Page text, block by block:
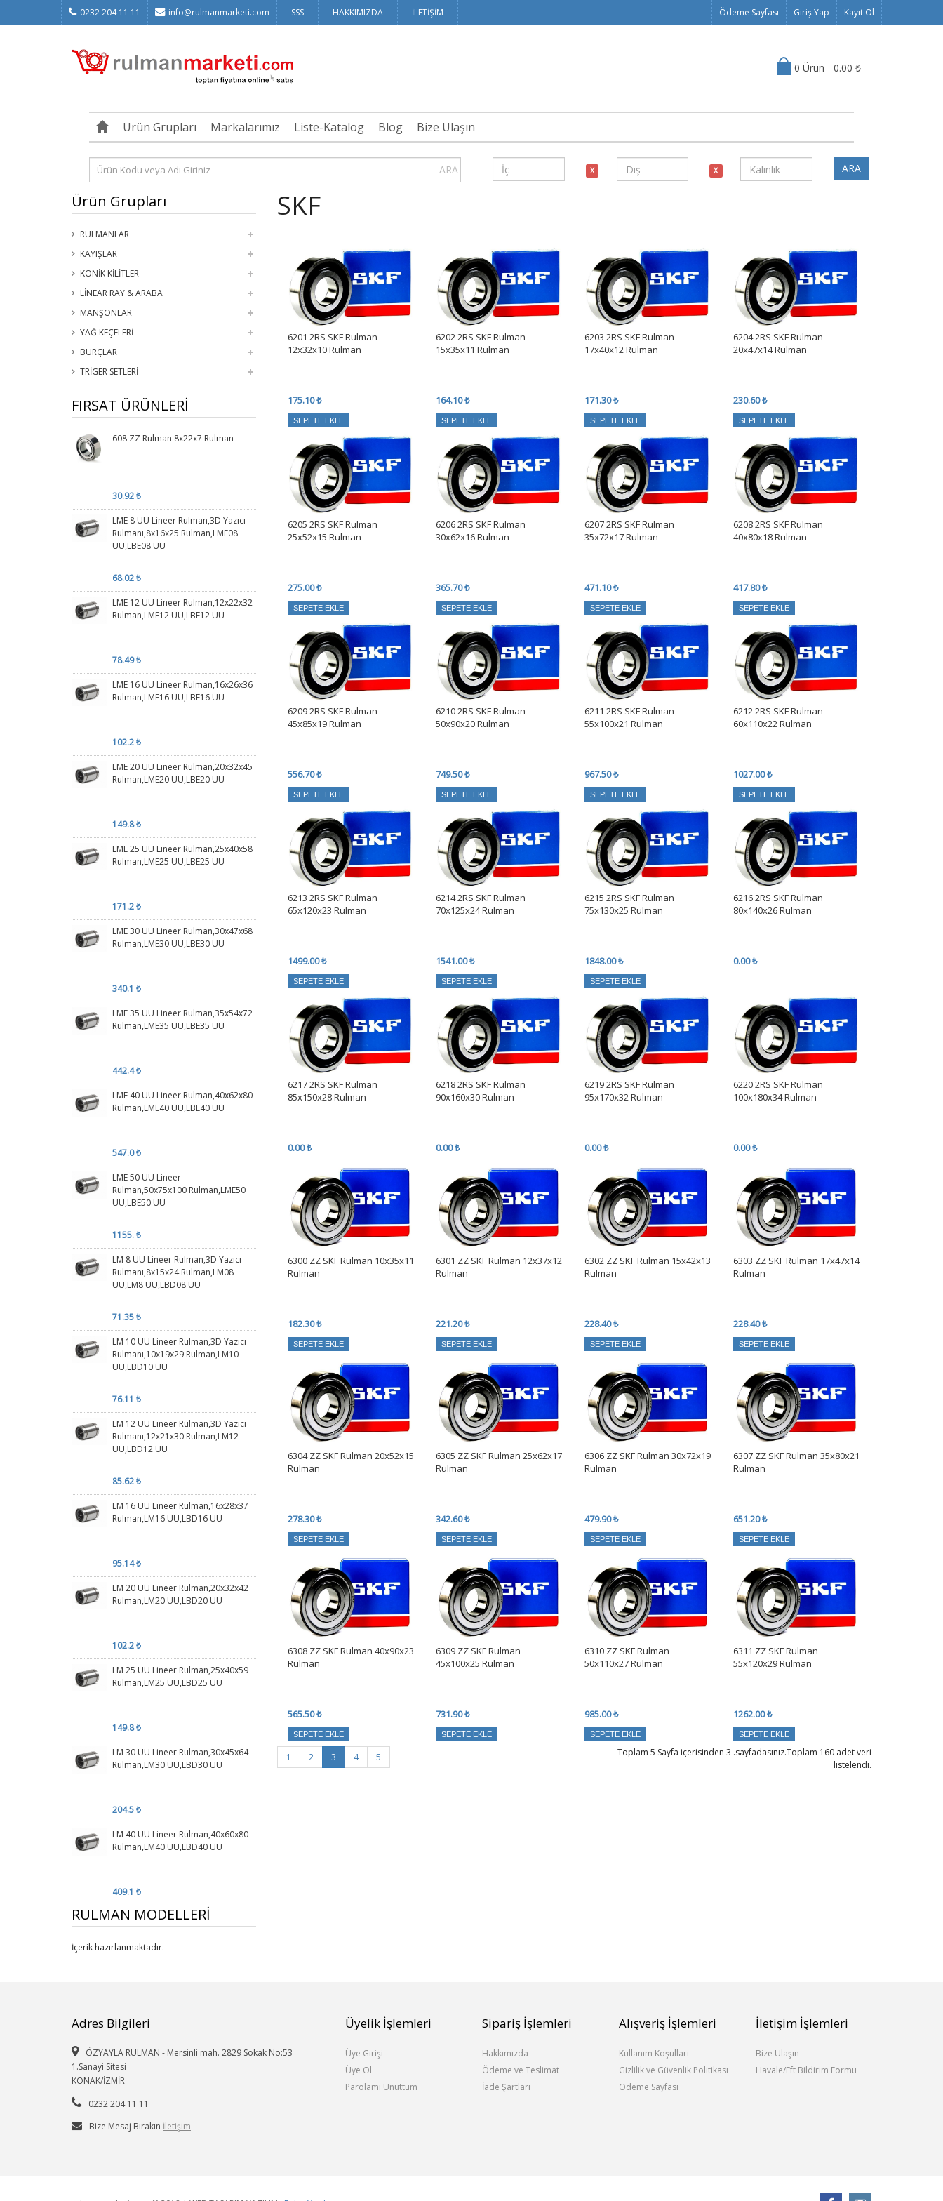
0232 204 11 11 info@rulmanmarketi.com SSS HAKKIMIZDA İLETİŞİM Ödeme Sayfası Giriş Yap Kayıt Ol
0 Ürün - 0.00 ₺
Ürün Grupları Markalarımız Liste-Katalog Blog Bize Ulaşın
ARA X X ARA
Ürün Grupları
RULMANLAR
KAYIŞLAR
KONİK KİLİTLER
LİNEAR RAY & ARABA
MANŞONLAR
YAĞ KEÇELERİ
BURÇLAR
TRİGER SETLERİ
FIRSAT ÜRÜNLERİ
608 ZZ Rulman 8x22x7 Rulman
30.92 ₺
LME 8 UU Lineer Rulman,3D Yazıcı
Rulmanı,8x16x25 Rulman,LME08
UU,LBE08 UU
68.02 ₺
LME 12 UU Lineer Rulman,12x22x32
Rulman,LME12 UU,LBE12 UU
78.49 ₺
LME 16 UU Lineer Rulman,16x26x36
Rulman,LME16 UU,LBE16 UU
102.2 ₺
LME 20 UU Lineer Rulman,20x32x45
Rulman,LME20 UU,LBE20 UU
149.8 ₺
LME 25 UU Lineer Rulman,25x40x58
Rulman,LME25 UU,LBE25 UU
171.2 ₺
LME 30 UU Lineer Rulman,30x47x68
Rulman,LME30 UU,LBE30 UU
340.1 ₺
LME 35 UU Lineer Rulman,35x54x72
Rulman,LME35 UU,LBE35 UU
442.4 ₺
LME 40 UU Lineer Rulman,40x62x80
Rulman,LME40 UU,LBE40 UU
547.0 ₺
LME 50 UU Lineer
Rulman,50x75x100 Rulman,LME50
UU,LBE50 UU
1155. ₺
LM 8 UU Lineer Rulman,3D Yazıcı
Rulmanı,8x15x24 Rulman,LM08
UU,LM8 UU,LBD08 UU
71.35 ₺
LM 10 UU Lineer Rulman,3D Yazıcı
Rulmanı,10x19x29 Rulman,LM10
UU,LBD10 UU
76.11 ₺
LM 12 UU Lineer Rulman,3D Yazıcı
Rulmanı,12x21x30 Rulman,LM12
UU,LBD12 UU
85.62 ₺
LM 16 UU Lineer Rulman,16x28x37
Rulman,LM16 UU,LBD16 UU
95.14 ₺
LM 20 UU Lineer Rulman,20x32x42
Rulman,LM20 UU,LBD20 UU
102.2 ₺
LM 25 UU Lineer Rulman,25x40x59
Rulman,LM25 UU,LBD25 UU
149.8 ₺
LM 30 UU Lineer Rulman,30x45x64
Rulman,LM30 UU,LBD30 UU
204.5 ₺
LM 40 UU Lineer Rulman,40x60x80
Rulman,LM40 UU,LBD40 UU
409.1 ₺
RULMAN MODELLERİ
İçerik hazırlanmaktadır.
SKF
6201 2RS SKF Rulman
12x32x10 Rulman
175.10 ₺
SEPETE EKLE
6202 2RS SKF Rulman
15x35x11 Rulman
164.10 ₺
SEPETE EKLE
6203 2RS SKF Rulman
17x40x12 Rulman
171.30 ₺
SEPETE EKLE
6204 2RS SKF Rulman
20x47x14 Rulman
230.60 ₺
SEPETE EKLE
6205 2RS SKF Rulman
25x52x15 Rulman
275.00 ₺
SEPETE EKLE
6206 2RS SKF Rulman
30x62x16 Rulman
365.70 ₺
SEPETE EKLE
6207 2RS SKF Rulman
35x72x17 Rulman
471.10 ₺
SEPETE EKLE
6208 2RS SKF Rulman
40x80x18 Rulman
417.80 ₺
SEPETE EKLE
6209 2RS SKF Rulman
45x85x19 Rulman
556.70 ₺
SEPETE EKLE
6210 2RS SKF Rulman
50x90x20 Rulman
749.50 ₺
SEPETE EKLE
6211 2RS SKF Rulman
55x100x21 Rulman
967.50 ₺
SEPETE EKLE
6212 2RS SKF Rulman
60x110x22 Rulman
1027.00 ₺
SEPETE EKLE
6213 2RS SKF Rulman
65x120x23 Rulman
1499.00 ₺
SEPETE EKLE
6214 2RS SKF Rulman
70x125x24 Rulman
1541.00 ₺
SEPETE EKLE
6215 2RS SKF Rulman
75x130x25 Rulman
1848.00 ₺
SEPETE EKLE
6216 2RS SKF Rulman
80x140x26 Rulman
0.00 ₺
6217 2RS SKF Rulman
85x150x28 Rulman
0.00 ₺
6218 2RS SKF Rulman
90x160x30 Rulman
0.00 ₺
6219 2RS SKF Rulman
95x170x32 Rulman
0.00 ₺
6220 2RS SKF Rulman
100x180x34 Rulman
0.00 ₺
6300 ZZ SKF Rulman 10x35x11
Rulman
182.30 ₺
SEPETE EKLE
6301 ZZ SKF Rulman 12x37x12
Rulman
221.20 ₺
SEPETE EKLE
6302 ZZ SKF Rulman 15x42x13
Rulman
228.40 ₺
SEPETE EKLE
6303 ZZ SKF Rulman 17x47x14
Rulman
228.40 ₺
SEPETE EKLE
6304 ZZ SKF Rulman 20x52x15
Rulman
278.30 ₺
SEPETE EKLE
6305 ZZ SKF Rulman 25x62x17
Rulman
342.60 ₺
SEPETE EKLE
6306 ZZ SKF Rulman 30x72x19
Rulman
479.90 ₺
SEPETE EKLE
6307 ZZ SKF Rulman 35x80x21
Rulman
651.20 ₺
SEPETE EKLE
6308 ZZ SKF Rulman 40x90x23
Rulman
565.50 ₺
SEPETE EKLE
6309 ZZ SKF Rulman
45x100x25 Rulman
731.90 ₺
SEPETE EKLE
6310 ZZ SKF Rulman
50x110x27 Rulman
985.00 ₺
SEPETE EKLE
6311 ZZ SKF Rulman
55x120x29 Rulman
1262.00 ₺
SEPETE EKLE
1 2 3 4 5
Toplam 5 Sayfa içerisinden 3 .sayfadasınız.Toplam 160 adet veri
listelendi.
Adres Bilgileri
ÖZYAYLA RULMAN - Mersinli mah. 2829 Sokak No:53
1.Sanayi Sitesi
KONAK/İZMİR
0232 204 11 11
Bize Mesaj Bırakın İletişim
Üyelik İşlemleri
Üye Girişi
Üye Ol
Parolamı Unuttum
Sipariş İşlemleri
Hakkımızda
Ödeme ve Teslimat
İade Şartları
Alışveriş İşlemleri
Kullanım Koşulları
Gizlilik ve Güvenlik Politikası
Ödeme Sayfası
İletişim İşlemleri
Bize Ulaşın
Havale/Eft Bildirim Formu